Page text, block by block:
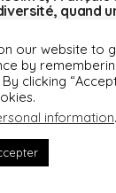
quand
ailleurs, sur
des
DE LA SEMAINE
Français
our website to
by
clicking
information.